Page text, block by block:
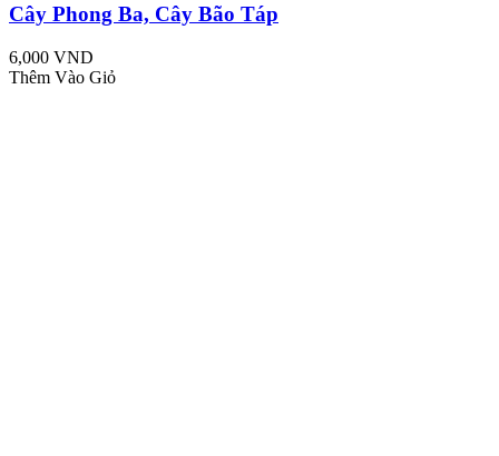
Cây Phong Ba, Cây Bão Táp
6,000 VND
Thêm Vào Giỏ